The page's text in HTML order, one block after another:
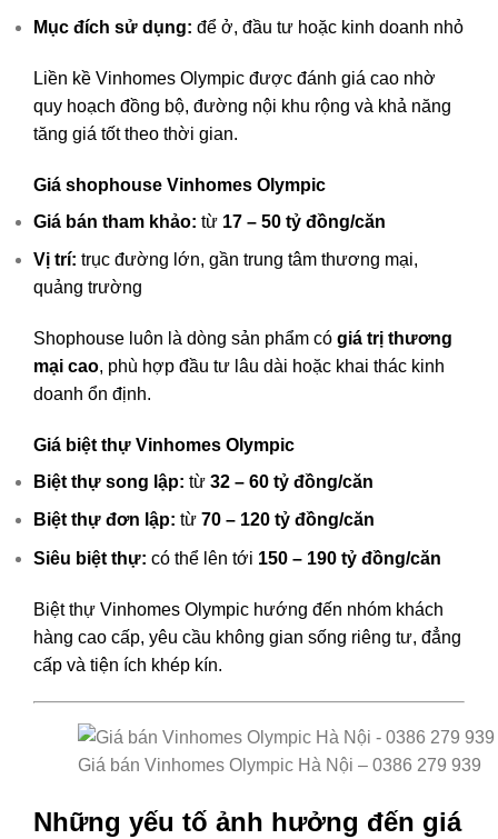
Mục đích sử dụng: để ở, đầu tư hoặc kinh doanh nhỏ
Liền kề Vinhomes Olympic được đánh giá cao nhờ
quy hoạch đồng bộ, đường nội khu rộng và khả năng
tăng giá tốt theo thời gian.
Giá shophouse Vinhomes Olympic
Giá bán tham khảo: từ 17 – 50 tỷ đồng/căn
Vị trí: trục đường lớn, gần trung tâm thương mại,
quảng trường
Shophouse luôn là dòng sản phẩm có giá trị thương
mại cao, phù hợp đầu tư lâu dài hoặc khai thác kinh
doanh ổn định.
Giá biệt thự Vinhomes Olympic
Biệt thự song lập: từ 32 – 60 tỷ đồng/căn
Biệt thự đơn lập: từ 70 – 120 tỷ đồng/căn
Siêu biệt thự: có thể lên tới 150 – 190 tỷ đồng/căn
Biệt thự Vinhomes Olympic hướng đến nhóm khách
hàng cao cấp, yêu cầu không gian sống riêng tư, đẳng
cấp và tiện ích khép kín.
Giá bán Vinhomes Olympic Hà Nội – 0386 279 939
Những yếu tố ảnh hưởng đến giá